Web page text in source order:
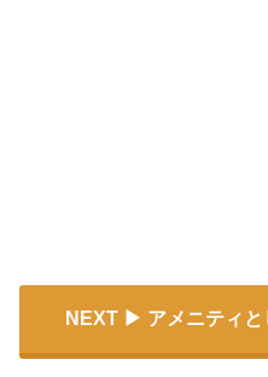
NEXT アメニティ